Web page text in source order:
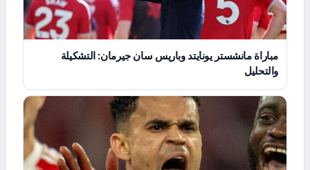
مباراة مانشستر يونايتد وباريس سان جيرمان: التشكيلة
والتحليل